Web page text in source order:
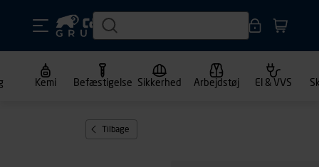
Kemi Befæstigelse Sikkerhed Arbejdstøj El & VVS
Tilbage